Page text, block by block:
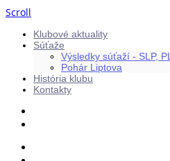
Scroll
Klubové aktuality
Súťaže
Výsledky súťaží - SLP, PL
Pohár Liptova
História klubu
Kontakty